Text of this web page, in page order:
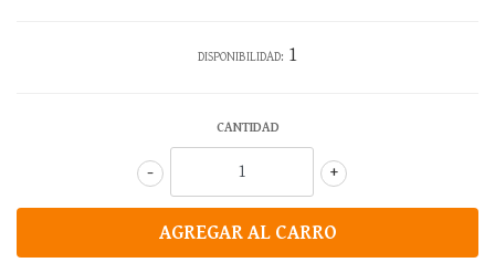
DISPONIBILIDAD: 1
CANTIDAD
+
-